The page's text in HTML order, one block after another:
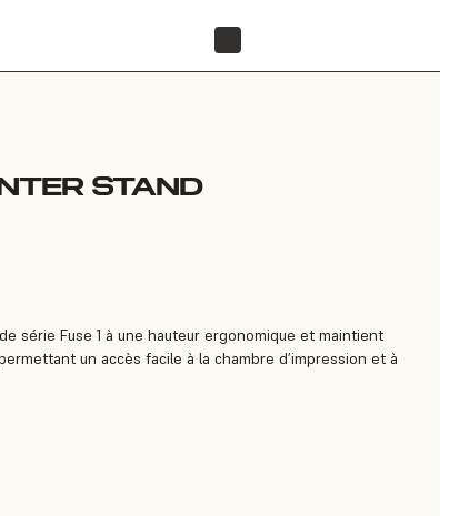
STAND
série Fuse 1 à une hauteur ergonomique et maintient
un accès facile à la chambre d’impression et à